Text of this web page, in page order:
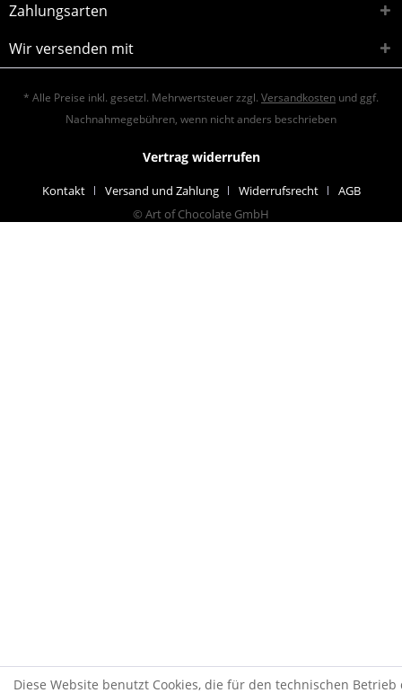
Zahlungsarten
Wir versenden mit
* Alle Preise inkl. gesetzl. Mehrwertsteuer zzgl. Versandkosten und ggf.
Nachnahmegebühren, wenn nicht anders beschrieben
Vertrag widerrufen
Kontakt Versand und Zahlung Widerrufsrecht
AGB
© Art of Chocolate GmbH
Diese Website benutzt Cookies, die für den technischen Betrieb